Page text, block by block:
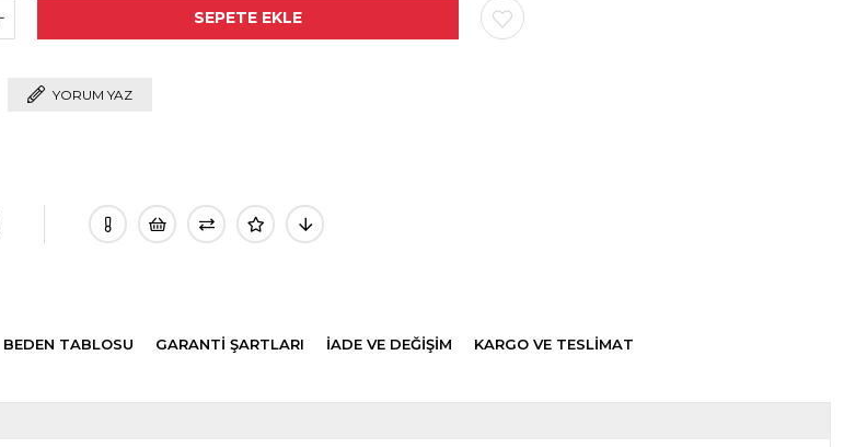
YORUM YAZ
BEDEN TABLOSU GARANTİ ŞARTLARI İADE VE DEĞİŞİM KARGO VE TESLİMAT